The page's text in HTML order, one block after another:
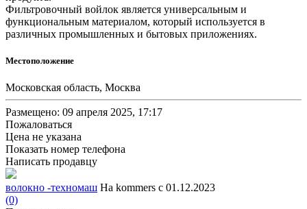
Фильтровочный войлок является универсальным и
функциональным материалом, который используется в
различных промышленных и бытовых приложениях.
Местоположение
Московская область, Москва
Размещено: 09 апреля 2025, 17:17
Пожаловаться
Цена не указана
Показать номер телефона
Написать продавцу
волокно -техномаш На kommers с 01.12.2023
(0)